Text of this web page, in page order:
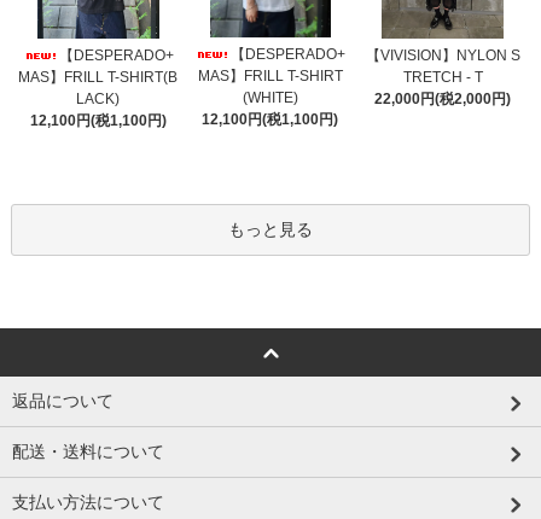
【DESPERADO+
MAS】FRILL T-SHIRT(B
LACK)
12,100円(税1,100円)
【DESPERADO+
MAS】FRILL T-SHIRT
(WHITE)
12,100円(税1,100円)
【VIVISION】NYLON S
TRETCH - T
22,000円(税2,000円)
もっと見る
返品について
配送・送料について
支払い方法について